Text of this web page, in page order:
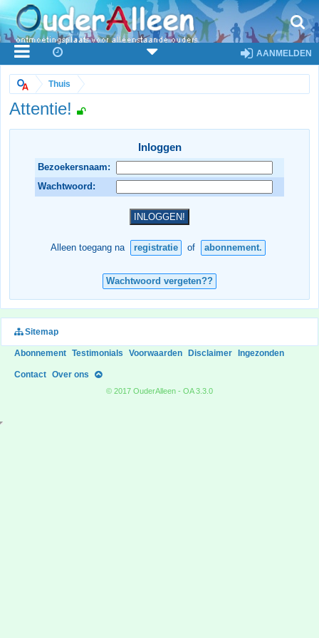
AANMELDEN
Thuis
Attentie!
Inloggen
Bezoekersnaam:
Wachtwoord:
Alleen toegang na registratie of abonnement.
Wachtwoord vergeten??
Sitemap
Abonnement Testimonials Voorwaarden Disclaimer Ingezonden
Contact Over ons
© 2017 OuderAlleen - OA 3.3.0